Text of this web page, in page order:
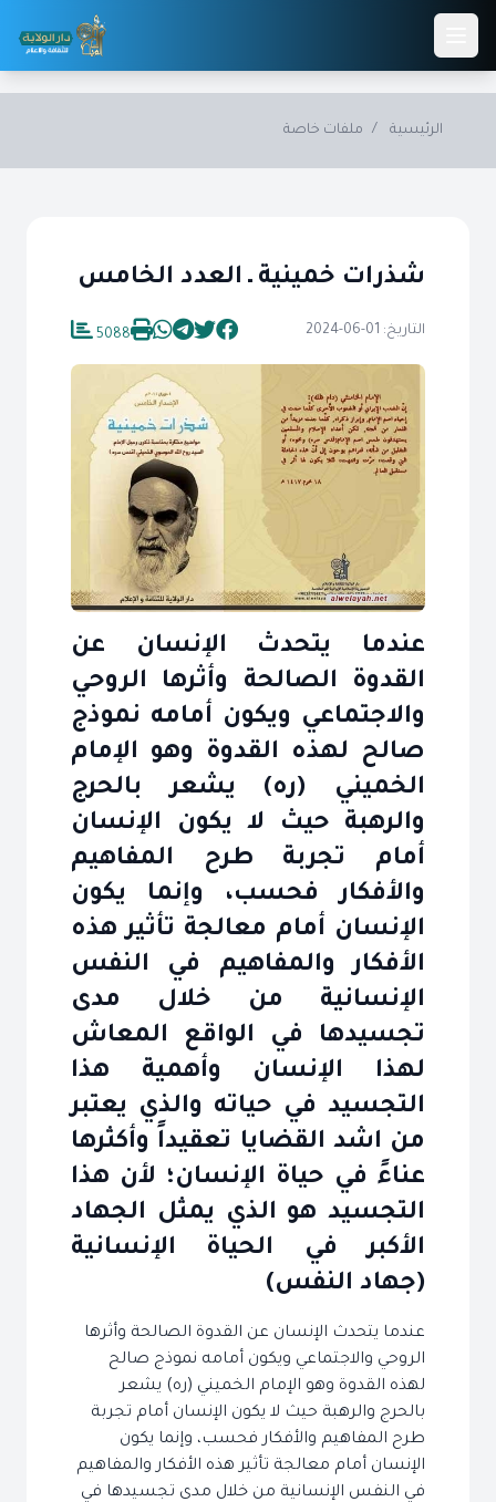
Skip to main content
الرئيسية / ملفات خاصة
شذرات خمينية ـ العدد الخامس
التاريخ: 01-06-2024 5088
عندما يتحدث الإنسان عن
القدوة الصالحة وأثرها الروحي
والاجتماعي ويكون أمامه نموذج
صالح لهذه القدوة وهو الإمام
الخميني (ره) يشعر بالحرج
والرهبة حيث لا يكون الإنسان
أمام تجربة طرح المفاهيم
والأفكار فحسب، وإنما يكون
الإنسان أمام معالجة تأثير هذه
الأفكار والمفاهيم في النفس
الإنسانية من خلال مدى
تجسيدها في الواقع المعاش
لهذا الإنسان وأهمية هذا
التجسيد في حياته والذي يعتبر
من اشد القضايا تعقيداً وأكثرها
عناءً في حياة الإنسان؛ لأن هذا
التجسيد هو الذي يمثل الجهاد
الأكبر في الحياة الإنسانية
(جهاد النفس)
عندما يتحدث الإنسان عن القدوة الصالحة وأثرها
الروحي والاجتماعي ويكون أمامه نموذج صالح
لهذه القدوة وهو الإمام الخميني (ره) يشعر
بالحرج والرهبة حيث لا يكون الإنسان أمام تجربة
طرح المفاهيم والأفكار فحسب، وإنما يكون
الإنسان أمام معالجة تأثير هذه الأفكار والمفاهيم
في النفس الإنسانية من خلال مدى تجسيدها في